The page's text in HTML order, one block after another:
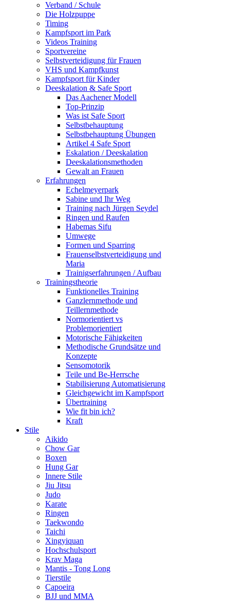
Verband / Schule
Die Holzpuppe
Timing
Kampfsport im Park
Videos Training
Sportvereine
Selbstverteidigung für Frauen
VHS und Kampfkunst
Kampfsport für Kinder
Deeskalation & Safe Sport
Das Aachener Modell
Top-Prinzip
Was ist Safe Sport
Selbstbehauptung
Selbstbehauptung Übungen
Artikel 4 Safe Sport
Eskalation / Deeskalation
Deeskalationsmethoden
Gewalt an Frauen
Erfahrungen
Echelmeyerpark
Sabine und Ihr Weg
Training nach Jürgen Seydel
Ringen und Raufen
Habemas Sifu
Umwege
Formen und Sparring
Frauenselbstverteidigung und
Maria
Trainigserfahrungen / Aufbau
Trainingstheorie
Funktionelles Training
Ganzlernmethode und
Teillernmethode
Normorientiert vs
Problemorientiert
Motorische Fähigkeiten
Methodische Grundsätze und
Konzepte
Sensomotorik
Teile und Be-Herrsche
Stabilisierung Automatisierung
Gleichgewicht im Kampfsport
Übertraining
Wie fit bin ich?
Kraft
Stile
Aikido
Chow Gar
Boxen
Hung Gar
Innere Stile
Jiu Jitsu
Judo
Karate
Ringen
Taekwondo
Taichi
Xingyiquan
Hochschulsport
Krav Maga
Mantis - Tong Long
Tierstile
Capoeira
BJJ und MMA